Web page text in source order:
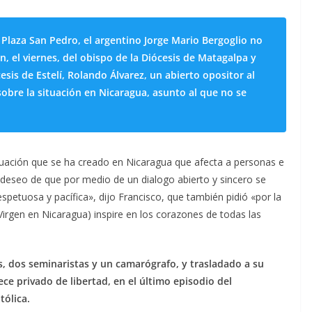
San Pedro, el argentino Jorge Mario Bergoglio no
el viernes, del obispo de la Diócesis de Matagalpa y
de Estelí, Rolando Álvarez, un abierto opositor al
la situación en Nicaragua, asunto al que no se
que se ha creado en Nicaragua que afecta a personas e
de que por medio de un dialogo abierto y sincero se
y pacífica», dijo Francisco, que también pidió «por la
en Nicaragua) inspire en los corazones de todas las
seminaristas y un camarógrafo, y trasladado a su
privado de libertad, en el último episodio del